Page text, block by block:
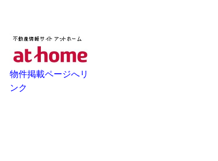
物件掲載ページへリ
ンク